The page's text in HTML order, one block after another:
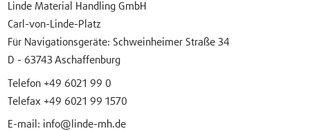
Linde Material Handling GmbH
Carl-von-Linde-Platz
Für Navigationsgeräte: Schweinheimer Straße 34
D - 63743 Aschaffenburg
Telefon +49 6021 99 0
Telefax +49 6021 99 1570
E-mail: info@linde-mh.de